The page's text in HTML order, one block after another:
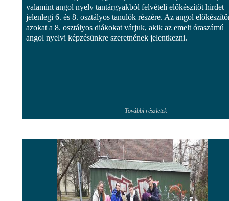
valamint angol nyelv tantárgyakból felvételi előkészítőt hirdet
jelenlegi 6. és 8. osztályos tanulók részére. Az angol
azokat a 8. osztályos diákokat várjuk, akik az emelt óraszámú
angol nyelvi képzésünkre szeretnének jelentkezni.
További részletek